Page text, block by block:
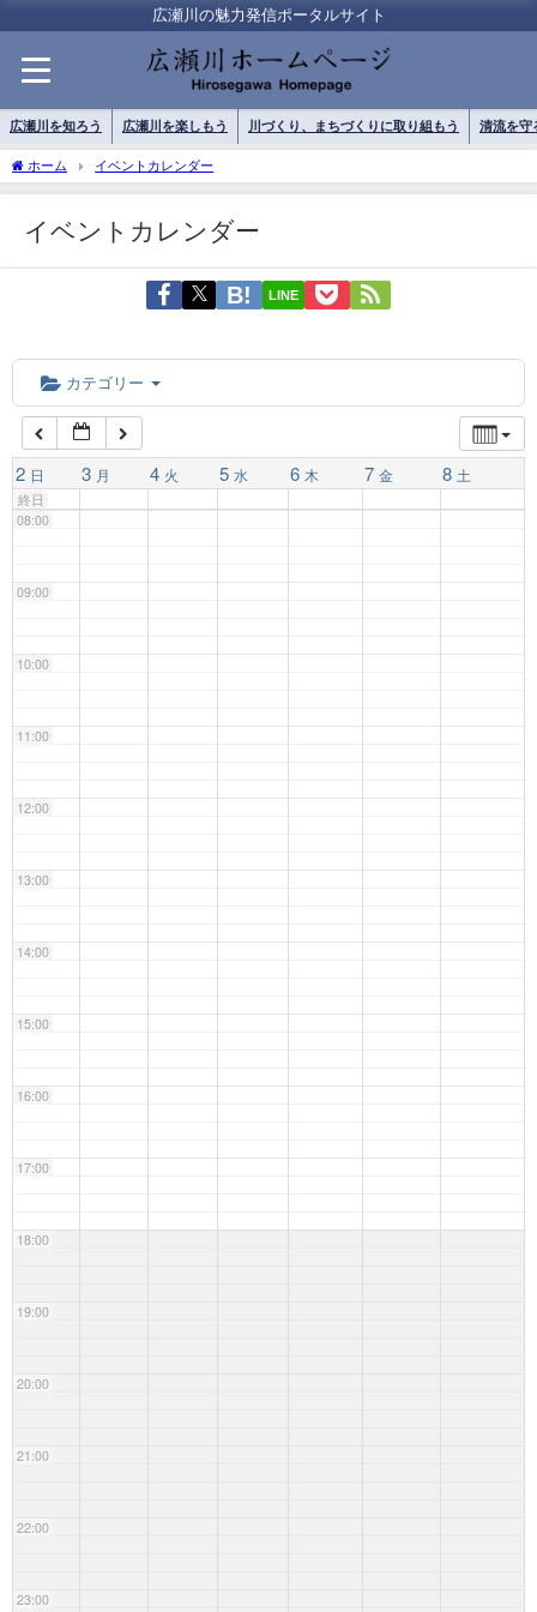
広瀬川の魅力発信ポータルサイト
広瀬川を知ろう 広瀬川を楽しもう 川づくり、まちづくりに取り組もう 清流を守
ホーム イベントカレンダー
イベントカレンダー
LINE
カテゴリー
2 日 3 月 4 火 5 水 6 木 7 金 8 土
終日
02:00
03:00
04:00
06:00
07:00
08:00
09:00
10:00
11:00
12:00
13:00
14:00
15:00
16:00
17:00
18:00
19:00
20:00
21:00
22:00
23:00